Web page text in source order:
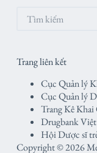
Không
Trang liên kết
Cục Quản lý
Cục Quản lý
Trang Kê
Drugbank
Hội Dược sĩ
Copyright © 2026